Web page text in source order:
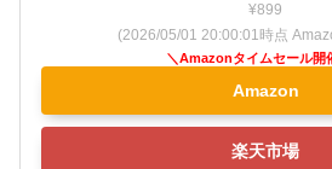
¥899
(2026/05/01 20:00:01時点
Amazon
楽天市場